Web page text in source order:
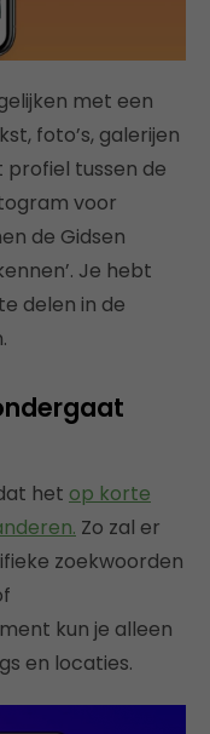
met een
foto’s, galerijen
profiel tussen de
voor
de Gidsen
Je hebt
delen in de
het op korte
Zo zal er
zoekwoorden
kun je alleen
en locaties.